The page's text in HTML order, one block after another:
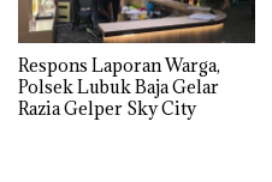
Respons Laporan Warga,
Polsek Lubuk Baja Gelar
Razia Gelper Sky City